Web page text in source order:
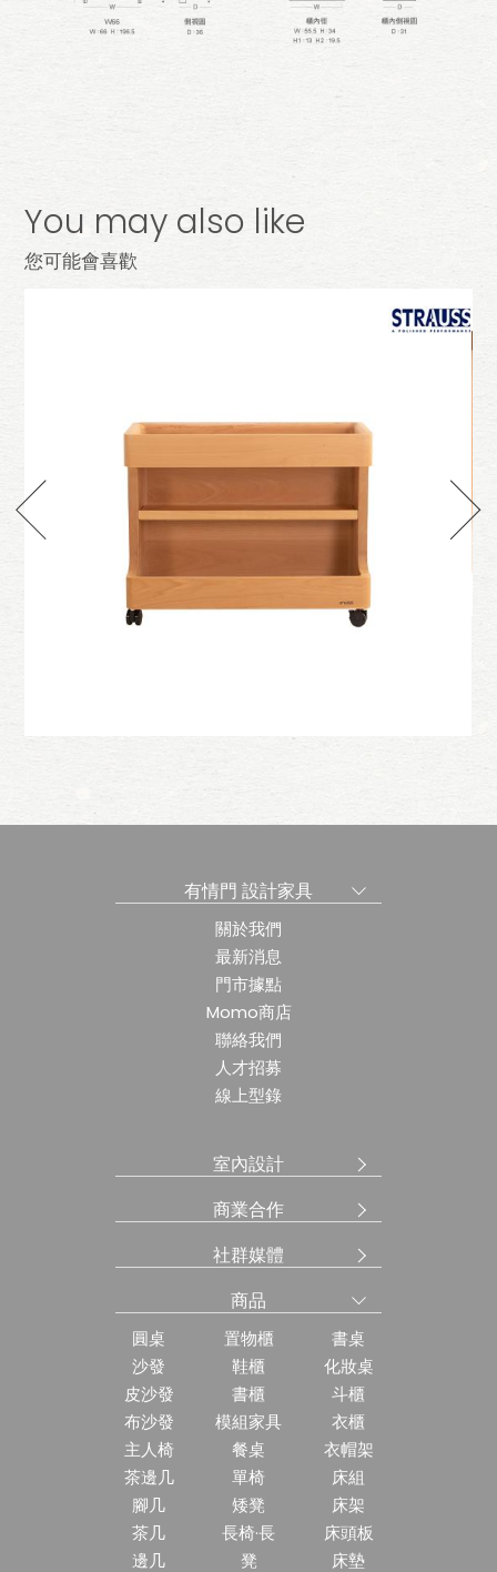
You may also like
您可能會喜歡
有情門 設計家具
關於我們
最新消息
門市據點
Momo商店
聯絡我們
人才招募
線上型錄
室內設計
商業合作
社群媒體
商品
圓桌
沙發
皮沙發
布沙發
主人椅
茶邊几
腳几
茶几
邊几
置物櫃
鞋櫃
書櫃
模組家具
餐桌
單椅
矮凳
長椅·長
凳
書桌
化妝桌
斗櫃
衣櫃
衣帽架
床組
床架
床頭板
床墊